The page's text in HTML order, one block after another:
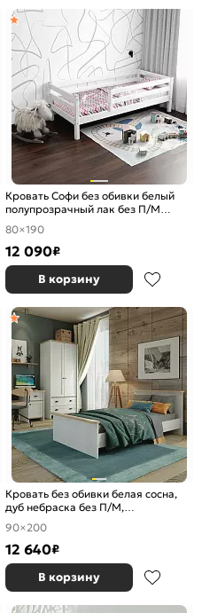
Кровать Софи без обивки белый
полупрозрачный лак без П/М
800x1900, ортопедическое
основание, изголовье жесткое
80×190
12 090₽
В корзину
Кровать без обивки белая сосна,
дуб небраска без П/М,
ортопедическое основание
90×200
12 640₽
В корзину